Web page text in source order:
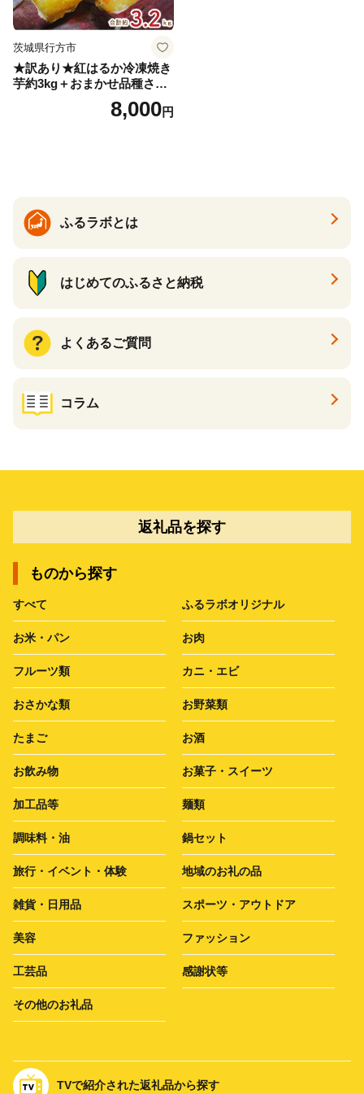
茨城県行方市
★訳あり★紅はるか冷凍焼き
芋約3kg＋おまかせ品種さつ
まいも 合計約3.2kg｜さつ
まいも サツマイモ さつま芋
8,000円
ふるラボとは
はじめてのふるさと納税
よくあるご質問
コラム
返礼品を探す
ものから探す
すべて ふるラボオリジナル
お米・パン お肉
フルーツ類 カニ・エビ
おさかな類 お野菜類
たまご お酒
お飲み物 お菓子・スイーツ
加工品等 麺類
調味料・油 鍋セット
旅行・イベント・体験 地域のお礼の品
雑貨・日用品 スポーツ・アウトドア
美容 ファッション
工芸品 感謝状等
その他のお礼品
TVで紹介された返礼品から探す